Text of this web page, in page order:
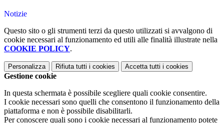
Notizie
Questo sito o gli strumenti terzi da questo utilizzati si avvalgono di
cookie necessari al funzionamento ed utili alle finalità illustrate nella
COOKIE POLICY.
Personalizza Rifiuta tutti i cookies Accetta tutti i cookies
Gestione cookie
In questa schermata è possibile scegliere quali cookie consentire.
I cookie necessari sono quelli che consentono il funzionamento della
piattaforma e non è possibile disabilitarli.
Per conoscere quali sono i cookie necessari al funzionamento potete